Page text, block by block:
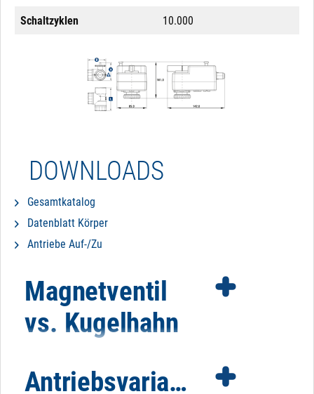
Schaltzyklen 10.000
DOWNLOADS
Gesamtkatalog
Datenblatt Körper
Antriebe Auf-/Zu
Magnetventil
vs. Kugelhahn
Es gibt bestimmte Faktoren, die für oder gegen den
Antriebsvarianten